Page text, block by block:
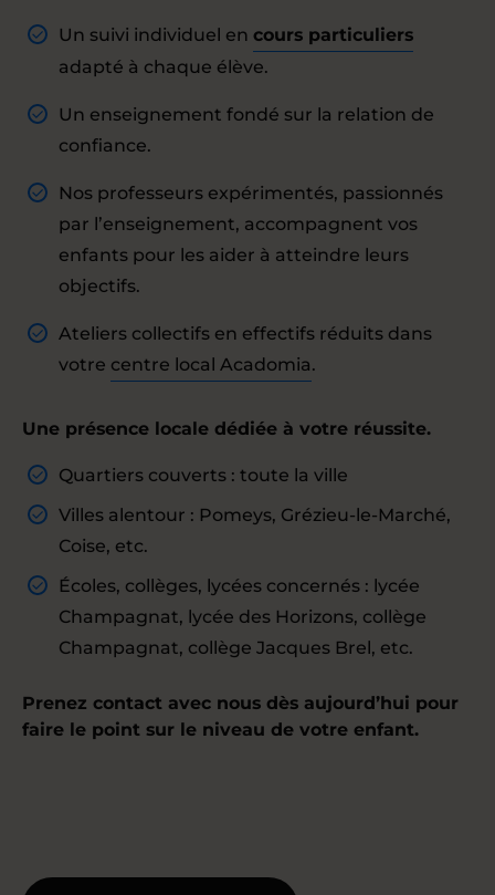
Un suivi individuel en cours particuliers
adapté à chaque élève.
Un enseignement fondé sur la relation de
confiance.
Nos professeurs expérimentés, passionnés
par l’enseignement, accompagnent vos
enfants pour les aider à atteindre leurs
objectifs.
Ateliers collectifs en effectifs réduits dans
votre centre local Acadomia.
Une présence locale dédiée à votre réussite.
Quartiers couverts : toute la ville
Villes alentour : Pomeys, Grézieu-le-Marché,
Coise, etc.
Écoles, collèges, lycées concernés : lycée
Champagnat, lycée des Horizons, collège
Champagnat, collège Jacques Brel, etc.
Prenez contact avec nous dès aujourd’hui pour
faire le point sur le niveau de votre enfant.